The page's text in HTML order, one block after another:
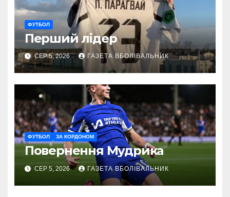
ФУТБОЛ
Перший лідер
СЕР 5, 2026 ГАЗЕТА ВБОЛІВАЛЬНИК
ФУТБОЛ ЗА КОРДОНОМ
Повернення Мудрика
СЕР 5, 2026 ГАЗЕТА ВБОЛІВАЛЬНИК